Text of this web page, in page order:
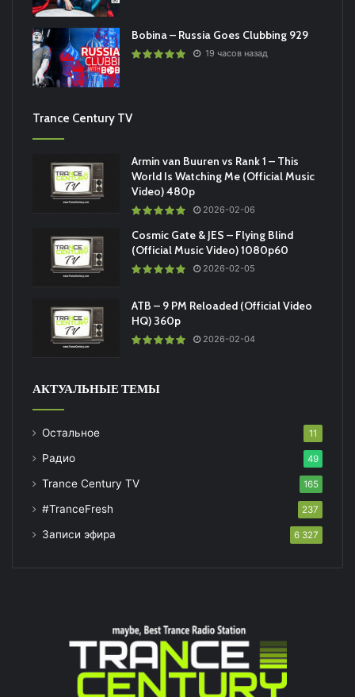
Bobina – Russia Goes Clubbing 929
19 часов назад
Trance Century TV
Armin van Buuren vs Rank 1 – This
World Is Watching Me (Official Music
Video) 480p
2026-02-06
Cosmic Gate & JES – Flying Blind
(Official Music Video) 1080p60
2026-02-05
ATB – 9 PM Reloaded (Official Video
HQ) 360p
2026-02-04
АКТУАЛЬНЫЕ ТЕМЫ
Остальное 11
Радио 49
Trance Century TV 165
#TranceFresh 237
Записи эфира 6 327